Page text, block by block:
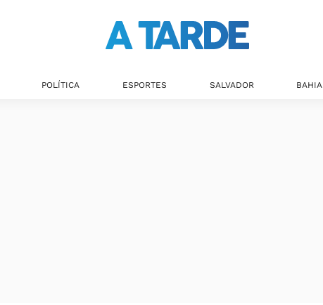
POLÍTICA ESPORTES SALVADOR BAHIA